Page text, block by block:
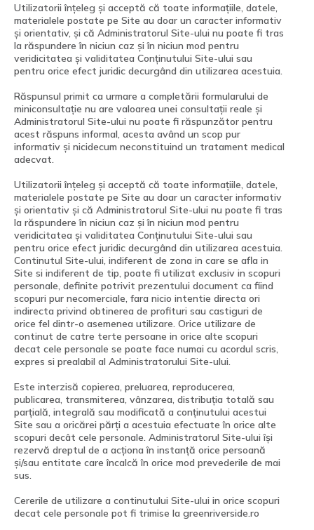
Utilizatorii înțeleg și acceptă că toate informațiile, datele,
materialele postate pe Site au doar un caracter informativ
și orientativ, și că Administratorul Site-ului nu poate fi tras
la răspundere în niciun caz și în niciun mod pentru
veridicitatea și validitatea Conținutului Site-ului sau
pentru orice efect juridic decurgând din utilizarea acestuia.
Răspunsul primit ca urmare a completării formularului de
miniconsultație nu are valoarea unei consultații reale și
Administratorul Site-ului nu poate fi răspunzător pentru
acest răspuns informal, acesta având un scop pur
informativ și nicidecum neconstituind un tratament medical
adecvat.
Utilizatorii înțeleg și acceptă că toate informațiile, datele,
materialele postate pe Site au doar un caracter informativ
și orientativ și că Administratorul Site-ului nu poate fi tras
la răspundere în niciun caz și în niciun mod pentru
veridicitatea și validitatea Conținutului Site-ului sau
pentru orice efect juridic decurgând din utilizarea acestuia.
Continutul Site-ului, indiferent de zona in care se afla in
Site si indiferent de tip, poate fi utilizat exclusiv in scopuri
personale, definite potrivit prezentului document ca fiind
scopuri pur necomerciale, fara nicio intentie directa ori
indirecta privind obtinerea de profituri sau castiguri de
orice fel dintr-o asemenea utilizare. Orice utilizare de
continut de catre terte persoane in orice alte scopuri
decat cele personale se poate face numai cu acordul scris,
expres si prealabil al Administratorului Site-ului.
Este interzisă copierea, preluarea, reproducerea,
publicarea, transmiterea, vânzarea, distribuția totală sau
parțială, integrală sau modificată a conținutului acestui
Site sau a oricărei părți a acestuia efectuate în orice alte
scopuri decât cele personale. Administratorul Site-ului își
rezervă dreptul de a acționa în instanță orice persoană
și/sau entitate care încalcă în orice mod prevederile de mai
sus.
Cererile de utilizare a continutului Site-ului in orice scopuri
decat cele personale pot fi trimise la greenriverside.ro